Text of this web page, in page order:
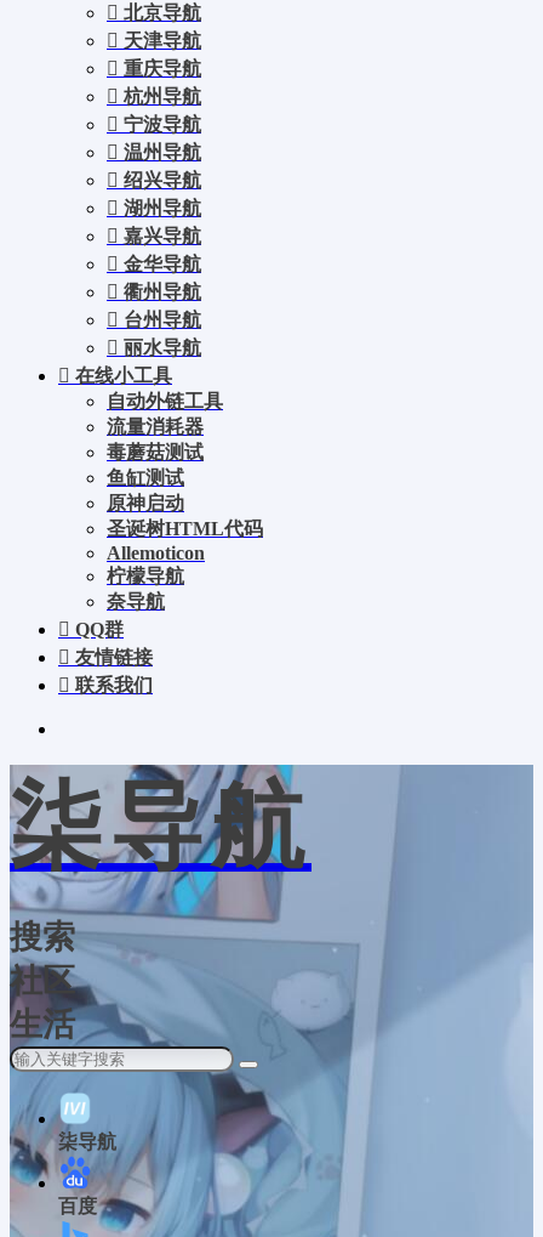
北京导航
天津导航
重庆导航
杭州导航
宁波导航
温州导航
绍兴导航
湖州导航
嘉兴导航
金华导航
衢州导航
台州导航
丽水导航
在线小工具
自动外链工具
流量消耗器
毒蘑菇测试
鱼缸测试
原神启动
圣诞树HTML代码
Allemoticon
柠檬导航
奈导航
QQ群
友情链接
联系我们
柒导航
搜索
社区
生活
柒导航
百度